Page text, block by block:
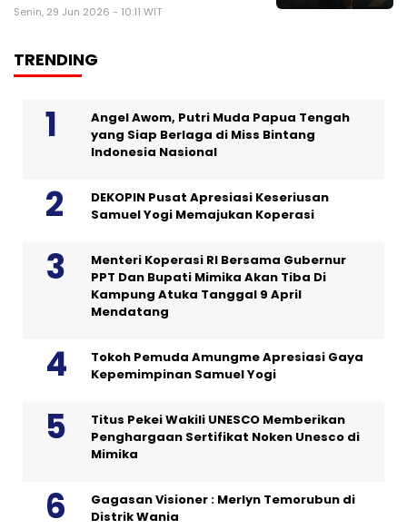
Senin, 29 Jun 2026 - 10:11 WIT
TRENDING
Angel Awom, Putri Muda Papua Tengah
yang Siap Berlaga di Miss Bintang
Indonesia Nasional
DEKOPIN Pusat Apresiasi Keseriusan
Samuel Yogi Memajukan Koperasi
Menteri Koperasi RI Bersama Gubernur
PPT Dan Bupati Mimika Akan Tiba Di
Kampung Atuka Tanggal 9 April
Mendatang
Tokoh Pemuda Amungme Apresiasi Gaya
Kepemimpinan Samuel Yogi
Titus Pekei Wakili UNESCO Memberikan
Penghargaan Sertifikat Noken Unesco di
Mimika
Gagasan Visioner : Merlyn Temorubun di
Distrik Wania